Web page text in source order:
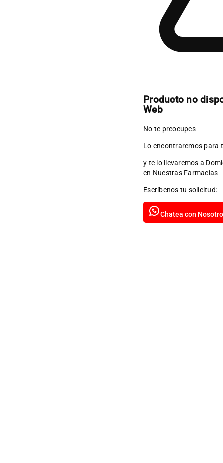
Producto no
Web
No te preocupes
Lo encontraremos para
y te lo llevaremos a
en Nuestras Farmacias
Escríbenos tu solicitud:
Chatea con